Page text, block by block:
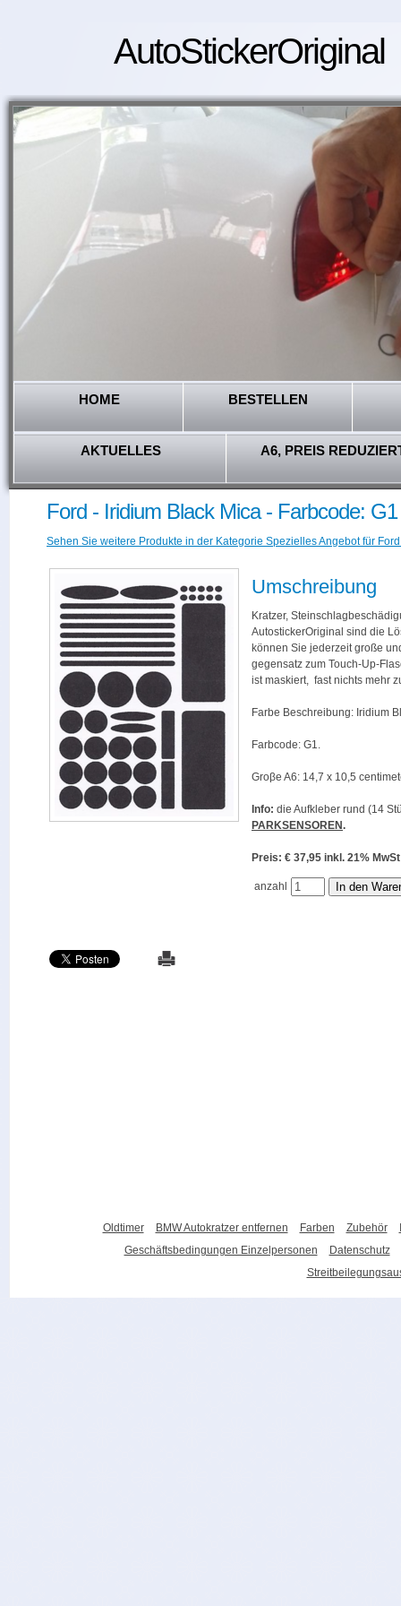
AutoStickerOriginal
HOME BESTELLEN
AKTUELLES A6, PREIS
Ford - Iridium Black Mica - Farbcode: G1
Sehen Sie weitere Produkte in der Kategorie Spezielles Angebot für
Umschreibung
Kratzer,
AutostickerOriginal sind die
können Sie jederzeit große
gegensatz zum Touch-Up-
ist maskiert, fast nichts mehr
Farbe Beschreibung: Iridium
Farbcode: G1.
Groβe A6: 14,7 x 10,5
Info: die Aufkleber rund (14
PARKSENSOREN.
Preis: € 37,95 inkl. 21%
anzahl
Oldtimer BMW Autokratzer entfernen Farben Zubehör
Geschäftsbedingungen Einzelpersonen
Datenschutz